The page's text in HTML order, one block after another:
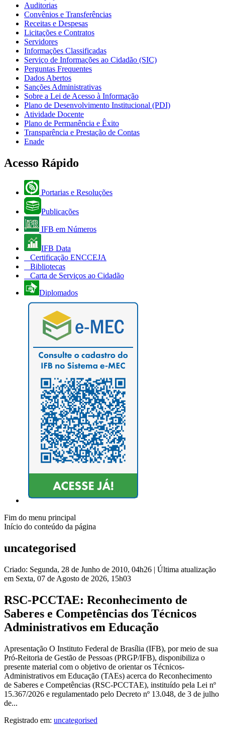
Auditorias
Convênios e Transferências
Receitas e Despesas
Licitações e Contratos
Servidores
Informações Classificadas
Serviço de Informações ao Cidadão (SIC)
Perguntas Frequentes
Dados Abertos
Sanções Administrativas
Sobre a Lei de Acesso à Informação
Plano de Desenvolvimento Institucional (PDI)
Atividade Docente
Plano de Permanência e Êxito
Transparência e Prestação de Contas
Enade
Acesso Rápido
Portarias e Resoluções
Publicações
IFB em Números
IFB Data
Certificação ENCCEJA
Bibliotecas
Carta de Serviços ao Cidadão
Diplomados
Fim do menu principal
Início do conteúdo da página
uncategorised
Criado: Segunda, 28 de Junho de 2010, 04h26 | Última atualização
em Sexta, 07 de Agosto de 2026, 15h03
RSC-PCCTAE: Reconhecimento de
Saberes e Competências dos Técnicos
Administrativos em Educação
Apresentação O Instituto Federal de Brasília (IFB), por meio de sua
Pró-Reitoria de Gestão de Pessoas (PRGP/IFB), disponibiliza o
presente material com o objetivo de orientar os Técnicos-
Administrativos em Educação (TAEs) acerca do Reconhecimento
de Saberes e Competências (RSC-PCCTAE), instituído pela Lei nº
15.367/2026 e regulamentado pelo Decreto nº 13.048, de 3 de julho
de...
Registrado em: uncategorised